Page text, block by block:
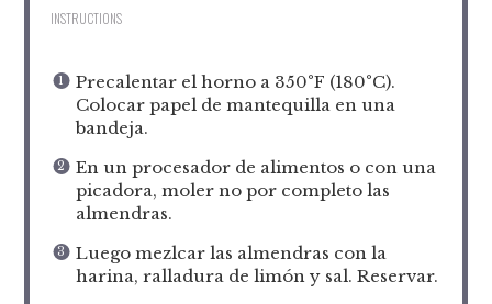
INSTRUCTIONS
Precalentar el horno a 350°F (180°C).
Colocar papel de mantequilla en una
bandeja.
En un procesador de alimentos o con una
picadora, moler no por completo las
almendras.
Luego mezlcar las almendras con la
harina, ralladura de limón y sal. Reservar.